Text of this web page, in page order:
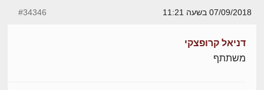
07/09/2018 בשעה 11:21 #34346
דניאל קרופצקי
משתתף